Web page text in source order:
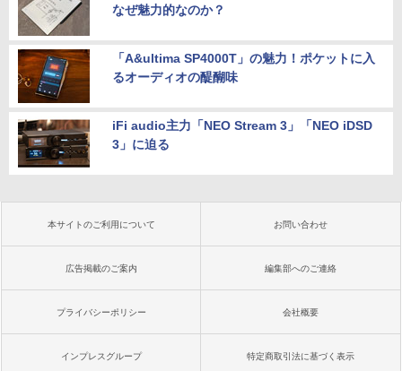
なぜ魅力的なのか？
「A&ultima SP4000T」の魅力！ポケットに入
るオーディオの醍醐味
iFi audio主力「NEO Stream 3」「NEO iDSD
3」に迫る
本サイトのご利用について お問い合わせ
広告掲載のご案内 編集部へのご連絡
プライバシーポリシー 会社概要
インプレスグループ 特定商取引法に基づく表示